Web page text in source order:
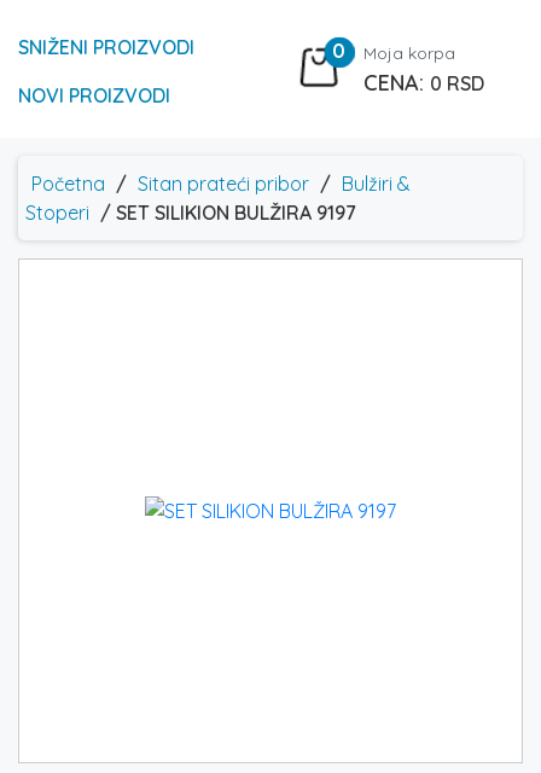
SNIŽENI PROIZVODI
NOVI PROIZVODI
0 Moja korpa
0 RSD
Početna / Sitan prateći pribor / Bulžiri &
Stoperi / SET SILIKION BULŽIRA 9197